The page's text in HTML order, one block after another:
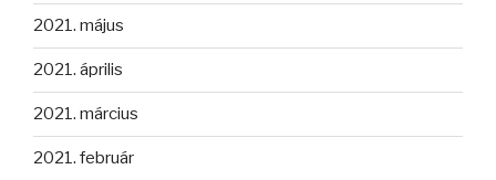
2021. május
2021. április
2021. március
2021. február